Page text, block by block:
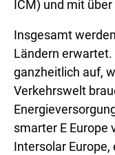
ICM) und mit
Insgesamt
Ländern
ganzheitlich auf,
Verkehrswelt
smarter E Europe
Intersolar Europe,